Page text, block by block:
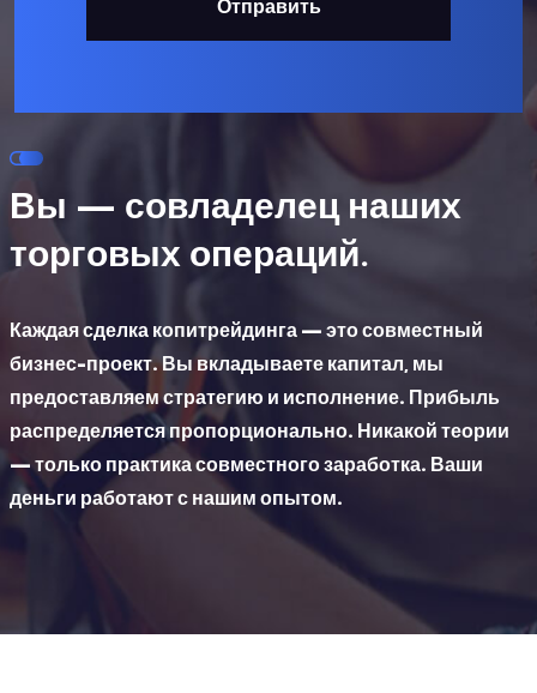
Отправить
Вы — совладелец наших
торговых операций.
Каждая сделка копитрейдинга — это совместный
бизнес-проект. Вы вкладываете капитал, мы
предоставляем стратегию и исполнение. Прибыль
распределяется пропорционально. Никакой теории
— только практика совместного заработка. Ваши
деньги работают с нашим опытом.